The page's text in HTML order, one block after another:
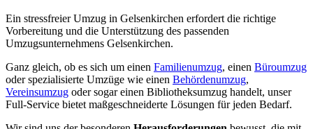
Ein stressfreier Umzug in Gelsenkirchen erfordert die richtige
Vorbereitung und die Unterstützung des passenden
Umzugsunternehmens Gelsenkirchen.
Ganz gleich, ob es sich um einen Familienumzug, einen Büroumzug
oder spezialisierte Umzüge wie einen Behördenumzug,
Vereinsumzug oder sogar einen Bibliotheksumzug handelt, unser
Full-Service bietet maßgeschneiderte Lösungen für jeden Bedarf.